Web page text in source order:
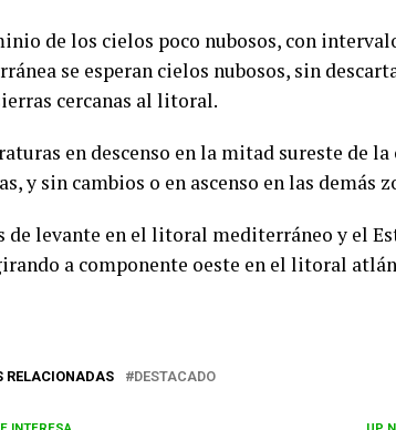
de los cielos poco nubosos, con
se esperan cielos nubosos, sin
cercanas al litoral.
en descenso en la mitad sureste de
y sin cambios o en ascenso en las demás
de levante en el litoral mediterráneo y el
a componente oeste en el litoral
RELACIONADAS DESTACADO